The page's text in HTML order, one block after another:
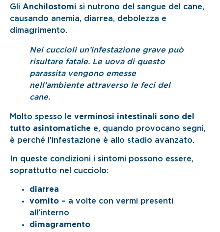
Gli Anchilostomi si nutrono del sangue del cane,
causando anemia, diarrea, debolezza e
dimagrimento.
Nei cuccioli un’infestazione grave può
risultare fatale. Le uova di questo
parassita vengono emesse
nell’ambiente attraverso le feci del
cane.
Molto spesso le verminosi intestinali sono del
tutto asintomatiche e, quando provocano segni,
è perché l’infestazione è allo stadio avanzato.
In queste condizioni i sintomi possono essere,
soprattutto nel cucciolo:
diarrea
vomito – a volte con vermi presenti
all’interno
dimagramento